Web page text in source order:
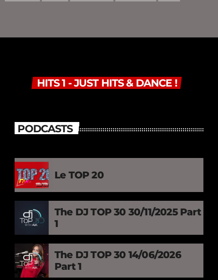
HITS 1 - JUST HITS & DANCE !
PODCASTS
Le TOP 20
The DJ TOP 30 30/11/2025 Part
1
The DJ TOP 30 14/06/2026
Part 1